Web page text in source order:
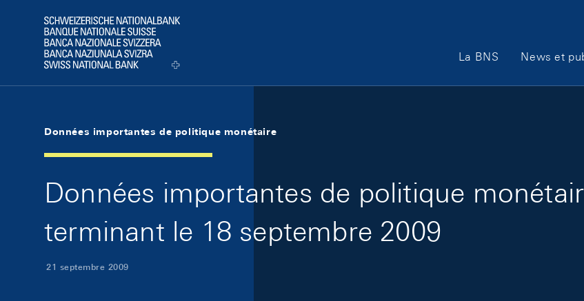
Logo
Main Navigation
La BNS News et
Données importantes de politique monétaire
Données importantes de politique
terminant le 18 septembre 2009
21 septembre 2009